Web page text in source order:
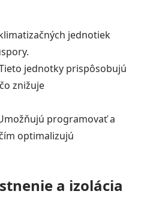
jednotiek
jednotky prispôsobujú
znižuje
programovať a
optimalizujú
a izolácia